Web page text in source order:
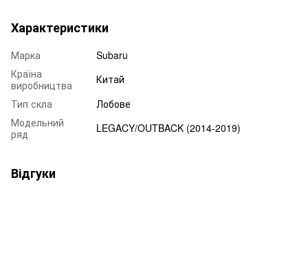
Характеристики
Марка
Subaru
Країна
виробництва
Китай
Тип скла
Лобове
Модельний
ряд
LEGACY/OUTBACK (2014-2019)
Відгуки